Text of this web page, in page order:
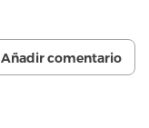
Añadir comentario